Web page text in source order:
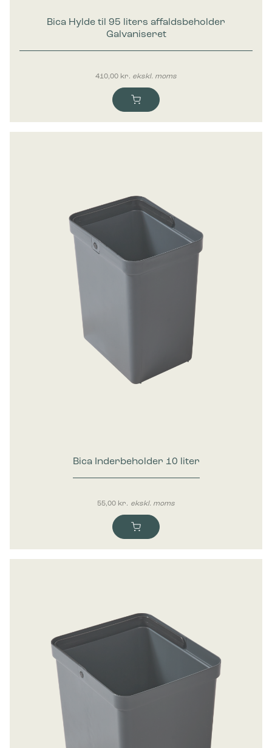
Bica Hylde til 95 liters affaldsbeholder
Galvaniseret
410,00 ekskl. moms
Bica Inderbeholder 10 liter
55,00kr. ekskl. moms